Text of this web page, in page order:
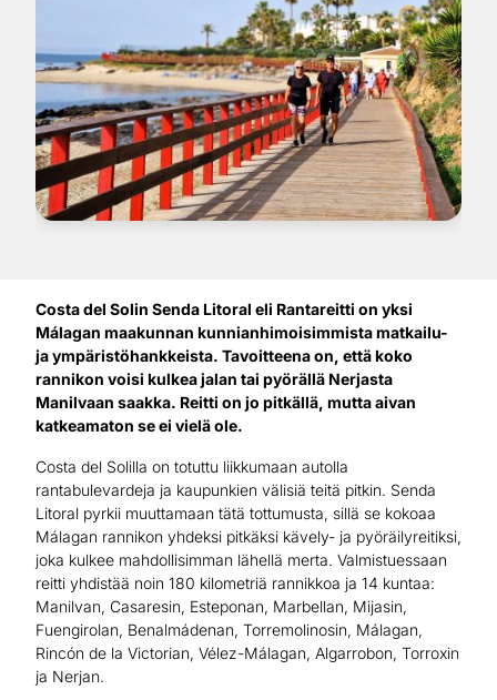
Costa del Solin Senda Litoral eli Rantareitti on yksi
Málagan maakunnan kunnianhimoisimmista matkailu-
ja ympäristöhankkeista. Tavoitteena on, että koko
rannikon voisi kulkea jalan tai pyörällä Nerjasta
Manilvaan saakka. Reitti on jo pitkällä, mutta aivan
katkeamaton se ei vielä ole.
Costa del Solilla on totuttu liikkumaan autolla
rantabulevardeja ja kaupunkien välisiä teitä pitkin. Senda
Litoral pyrkii muuttamaan tätä tottumusta, sillä se kokoaa
Málagan rannikon yhdeksi pitkäksi kävely- ja pyöräilyreitiksi,
joka kulkee mahdollisimman lähellä merta. Valmistuessaan
reitti yhdistää noin 180 kilometriä rannikkoa ja 14 kuntaa:
Manilvan, Casaresin, Esteponan, Marbellan, Mijasin,
Fuengirolan, Benalmádenan, Torremolinosin, Málagan,
Rincón de la Victorian, Vélez-Málagan, Algarrobon, Torroxin
ja Nerjan.